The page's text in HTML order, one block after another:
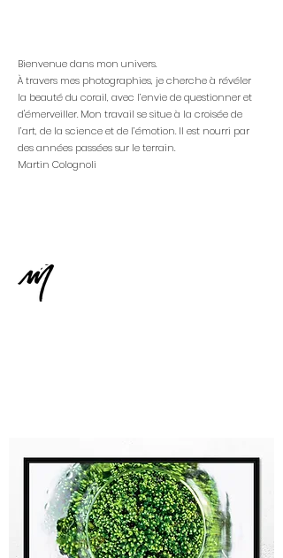
Bienvenue dans mon univers.​​
À travers mes photographies, je cherche à révéler
la beauté du corail, avec l’envie de questionner et
d'émerveiller.​ Mon travail se situe à la croisée de
l’art, de la science et de l’émotion. Il est nourri par
des années passées sur le terrain.​
Martin Colognoli